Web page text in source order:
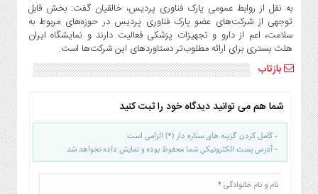
به نقل از روابط عمومی پارک فناوری پردیس، خالقیان گفت: بخش قابل
توجهی از شرکت‌های عضو پارک فناوری پردیس در حوزه‌های مربوط به
سلامت، اعم از دارو و تجهیزات پزشکی فعالیت دارند و نمایشگاه ایران
هلث بستری برای ارائه مطلوب‌تر دستاوردهای این شرکت‌ها است.
بازتاب
شما هم می توانید دیدگاه خود را ثبت کنید
- کامل کردن گزینه های ستاره دار (*) الزامی است
- آدرس پست الکترونیکی شما محفوظ بوده و نمایش داده نخواهد شد